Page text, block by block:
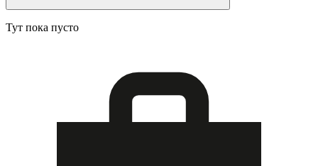
Тут пока пусто